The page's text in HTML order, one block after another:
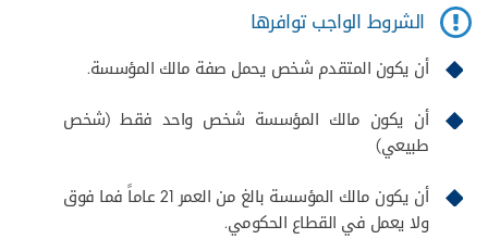
الشروط الواجب توافرها
أن يكون المتقدم شخص يحمل صفة مالك المؤسسة.
أن يكون مالك المؤسسة شخص واحد فقط (شخص
طبيعي)
أن يكون مالك المؤسسة بالغ من العمر 21 عاماً فما فوق
ولا يعمل في القطاع الحكومي.